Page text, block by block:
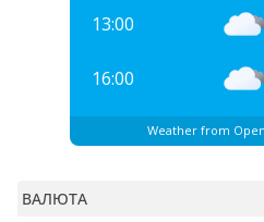
13:00
16:00
Weather from
ВАЛЮТА